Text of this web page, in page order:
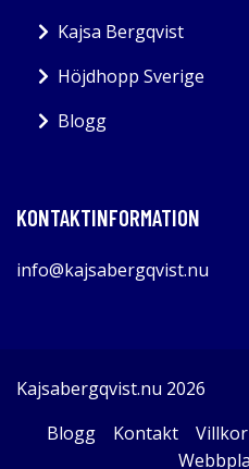
Kajsa Bergqvist
Höjdhopp Sverige
Blogg
KONTAKTINFORMATION
info@kajsabergqvist.nu
Kajsabergqvist.nu 2026
Blogg
Kontakt Villkor